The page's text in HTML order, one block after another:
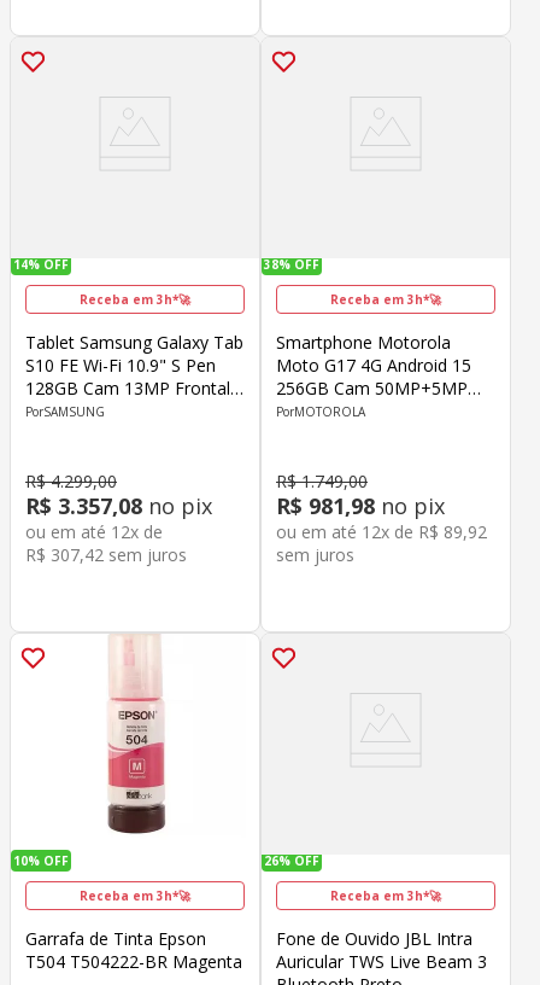
14% OFF
Receba em 3h*🚀
Tablet Samsung Galaxy Tab
S10 FE Wi-Fi 10.9" S Pen
128GB Cam 13MP Frontal
12MP Octa-Core Android
SAMSUNG
R$ 4.299,00
R$ 3.357,08 no pix
ou em até 12x de
R$ 307,42 sem juros
38% OFF
Receba em 3h*🚀
Smartphone Motorola
Moto G17 4G Android 15
256GB Cam 50MP+5MP
Cam Front 32MP Octa-Core
MOTOROLA
R$ 1.749,00
R$ 981,98 no pix
ou em até 12x de R$ 89,92
sem juros
10% OFF
Receba em 3h*🚀
Garrafa de Tinta Epson
T504 T504222-BR Magenta
26% OFF
Receba em 3h*🚀
Fone de Ouvido JBL Intra
Auricular TWS Live Beam 3